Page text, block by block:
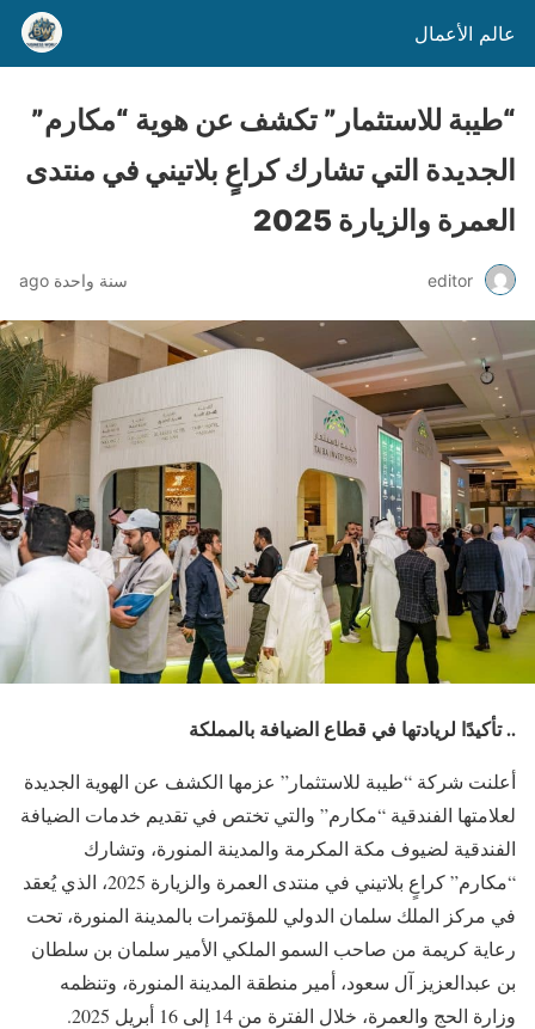
عالم الأعمال
“طيبة للاستثمار” تكشف عن هوية “مكارم”
الجديدة التي تشارك كراعٍ بلاتيني في منتدى
العمرة والزيارة 2025
editor سنة واحدة ago
.. تأكيدًا لريادتها في قطاع الضيافة بالمملكة
أعلنت شركة “طيبة للاستثمار” عزمها الكشف عن الهوية الجديدة
لعلامتها الفندقية “مكارم” والتي تختص في تقديم خدمات الضيافة
الفندقية لضيوف مكة المكرمة والمدينة المنورة، وتشارك
“مكارم” كراعٍ بلاتيني في منتدى العمرة والزيارة 2025، الذي يُعقد
في مركز الملك سلمان الدولي للمؤتمرات بالمدينة المنورة، تحت
رعاية كريمة من صاحب السمو الملكي الأمير سلمان بن سلطان
بن عبدالعزيز آل سعود، أمير منطقة المدينة المنورة، وتنظمه
وزارة الحج والعمرة، خلال الفترة من 14 إلى 16 أبريل 2025.